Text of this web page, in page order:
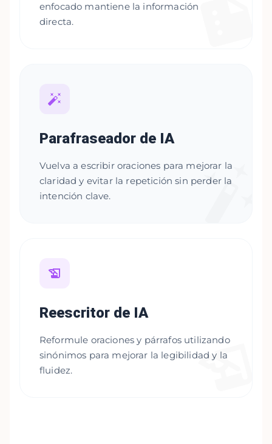
enfocado mantiene la información
directa.
Parafraseador de IA
Vuelva a escribir oraciones para mejorar la
claridad y evitar la repetición sin perder la
intención clave.
Reescritor de IA
Reformule oraciones y párrafos utilizando
sinónimos para mejorar la legibilidad y la
fluidez.